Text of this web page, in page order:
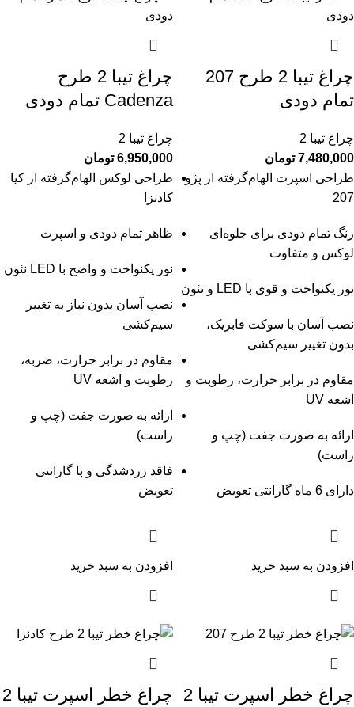
چراغ تیبا 2 طرح 207
تمام دودی
چراغ تیبا 2
7,480,000 تومان
طراحی اسپرت الهام‌گرفته از پژو
207
رنگ تمام دودی برای جلوه‌ای
لوکس و متفاوت
نور یکنواخت و قوی با LED و نئون
نصب آسان با سوکت فابریک،
بدون تغییر سیم‌کشی
مقاوم در برابر حرارت، رطوبت و
اشعه UV
ارائه به صورت جفت (چپ و
راست)
دارای 6 ماه گارانتی تعویض
افزودن به سبد خرید
چراغ تیبا 2 طرح
Cadenza تمام دودی
چراغ تیبا 2
6,950,000 تومان
طراحی لوکس الهام‌گرفته از کیا
کادنزا
ظاهر تمام دودی و اسپرت
نور یکنواخت و واضح با LED نئون
نصب آسان بدون نیاز به تغییر
سیم‌کشی
مقاوم در برابر حرارت، ضربه،
رطوبت و اشعه UV
ارائه به صورت جفت (چپ و
راست)
فاقد زردشدگی و با گارانتی
تعویض
افزودن به سبد خرید
چراغ خطر اسپرت تیبا 2
چراغ خطر اسپرت تیبا 2